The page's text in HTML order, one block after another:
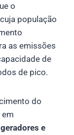
o
população
as emissões
de
de pico.
do
e